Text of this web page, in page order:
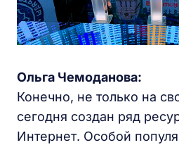
Ольга Чемоданова:
Конечно, не только на
сегодня создан ряд
Интернет. Особой